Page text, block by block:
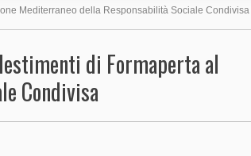
Mediterraneo della Responsabilità Sociale Condivisa
di Formaperta al
Condivisa